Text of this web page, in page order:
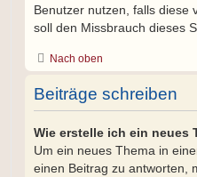
Benutzer nutzen, falls diese
soll den Missbrauch dieses
Nach oben
Beiträge schreiben
Wie erstelle ich ein neues
Um ein neues Thema in
einen Beitrag zu antworten,